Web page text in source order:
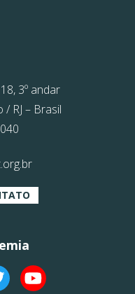
3º andar
/ RJ – Brasil